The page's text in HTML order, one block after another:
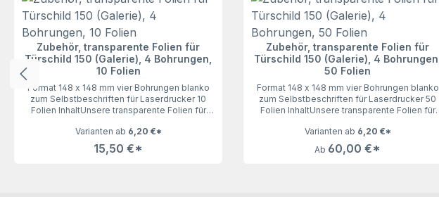
Zubehör, transparente Folien für
Türschild 150 (Galerie), 4 Bohrungen,
10 Folien
Format 148 x 148 mm vier Bohrungen blanko
zum Selbstbeschriften für Laserdrucker 10
Folien InhaltUnsere transparente Folien für
keine Wünsche offen. Geeignet für
Laserdrucker, vier Bohrungen. Angestanzt auf
DIN A4 Bogen.
Varianten ab 6,20 €*
15,50 €*
Zubehör, transparente Folien für
Türschild 150 (Galerie), 4 Bohrungen,
50 Folien
Format 148 x 148 mm vier Bohrungen blanko
zum Selbstbeschriften für Laserdrucker 50
Folien InhaltUnsere transparente Folien für
keine Wünsche offen. Geeignet für
Laserdrucker, vier Bohrungen. Angestanzt auf
DIN A4 Bogen.
Varianten ab 6,20 €*
Ab 60,00 €*